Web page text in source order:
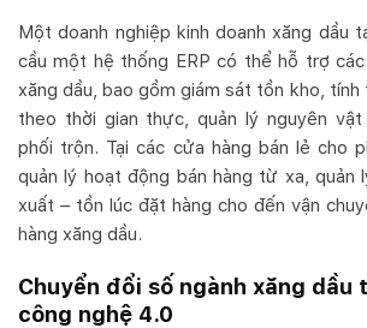
Một doanh nghiệp kinh doanh xăng dầu
cầu một hệ thống ERP có thể hỗ trợ
xăng dầu, bao gồm giám sát tồn kho,
theo thời gian thực, quản lý nguyên
phối trộn. Tại các cửa hàng bán lẻ cho
quản lý hoạt động bán hàng từ xa, quản
xuất – tồn lúc đặt hàng cho đến vận
hàng xăng dầu.
Chuyển đổi số ngành xăng
công nghệ 4.0